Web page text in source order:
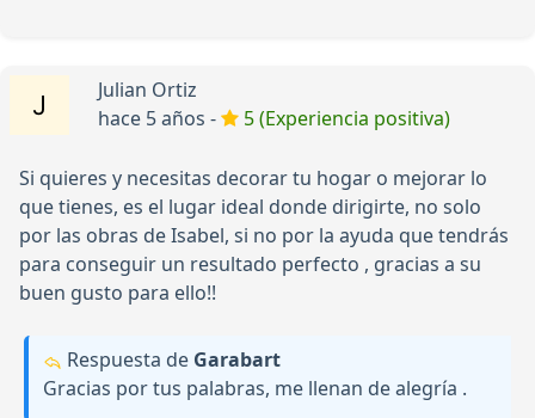
Julian Ortiz
hace 5 años -
5 (Experiencia positiva)
Si quieres y necesitas decorar tu hogar o mejorar lo
que tienes, es el lugar ideal donde dirigirte, no solo
por las obras de Isabel, si no por la ayuda que tendrás
para conseguir un resultado perfecto , gracias a su
buen gusto para ello!!
Respuesta de Garabart
Gracias por tus palabras, me llenan de alegría .